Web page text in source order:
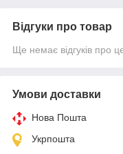
Відгуки про товар
Ще немає відгуків про
Умови доставки
Нова Пошта
Укрпошта